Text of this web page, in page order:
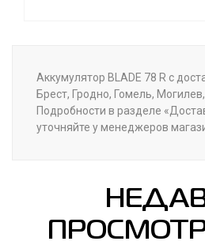
Аккумулятор BLADE 78 R с
Брест, Гродно, Гомель,
Подробности в разделе
уточняйте у менеджеров